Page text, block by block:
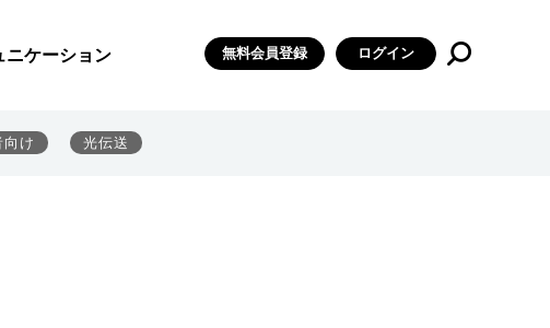
ニケーション 無料会員登録 ログイン
け 光伝送